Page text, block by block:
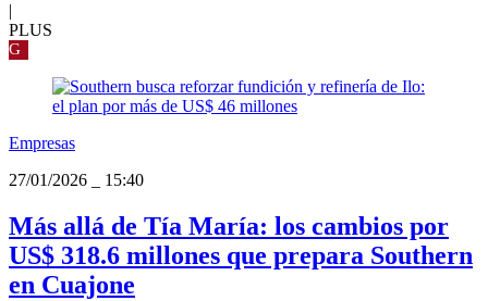
|
PLUS
G
Empresas
27/01/2026
15:40
Más allá de Tía María: los cambios por
US$ 318.6 millones que prepara Southern
en Cuajone